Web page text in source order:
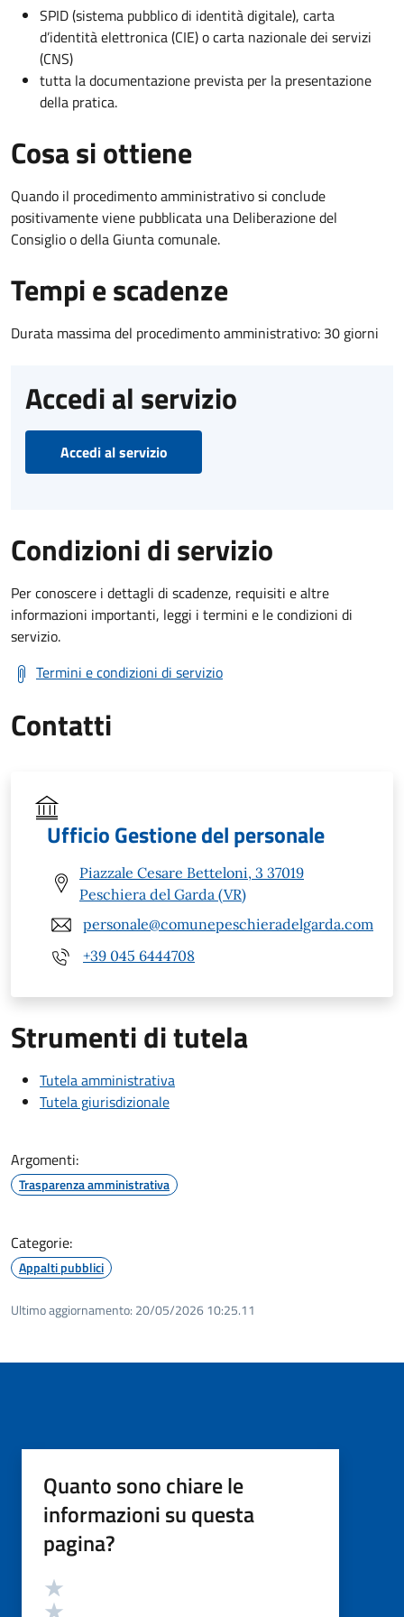
SPID (sistema pubblico di identità digitale), carta
d’identità elettronica (CIE) o carta nazionale dei servizi
(CNS)
tutta la documentazione prevista per la presentazione
della pratica.
Cosa si ottiene
Quando il procedimento amministrativo si conclude
positivamente viene pubblicata una Deliberazione del
Consiglio o della Giunta comunale.
Tempi e scadenze
Durata massima del procedimento amministrativo: 30 giorni
Accedi al servizio
Accedi al servizio
Condizioni di servizio
Per conoscere i dettagli di scadenze, requisiti e altre
informazioni importanti, leggi i termini e le condizioni di
servizio.
Termini e condizioni di servizio
Contatti
Ufficio Gestione del personale
Piazzale Cesare Betteloni, 3 37019
Peschiera del Garda (VR)
personale@comunepeschieradelgarda.com
+39 045 6444708
Strumenti di tutela
Tutela amministrativa
Tutela giurisdizionale
Argomenti:
Trasparenza amministrativa
Categorie:
Appalti pubblici
Ultimo aggiornamento: 20/05/2026 10:25.11
Quanto sono chiare le
informazioni su questa
pagina?
Valutazione